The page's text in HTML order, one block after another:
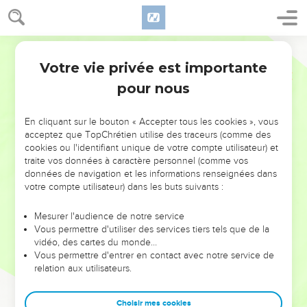
NE MANQUEZ PAS L’ÉVÉNEMENT
DE L’ANNÉE !
ET SI LEURS ERREURS POUVAIENT VOUS ÉVITER LES
VOTRES ?
leur foi ou leur vision. Mais on voit moins les doutes, les erreurs
et les saisons difficiles qu'ils ont traversés, alors même que ce
sont elles qui les ont façonnés.
Dans cette conférence, leaders, entrepreneurs, et responsables
clés pour avancer avec plus de sagesse afin que leurs erreurs
Votre vie privée est importante
pour nous
En cliquant sur le bouton « Accepter tous les cookies », vous
acceptez que TopChrétien utilise des traceurs (comme des
cookies ou l'identifiant unique de votre compte utilisateur) et
traite vos données à caractère personnel (comme vos
données de navigation et les informations renseignées dans
votre compte utilisateur) dans les buts suivants :
Mesurer l'audience de notre service
Vous permettre d'utiliser des services tiers tels que de la
vidéo, des cartes du monde…
Vous permettre d'entrer en contact avec notre service de
relation aux utilisateurs.
Choisir mes cookies